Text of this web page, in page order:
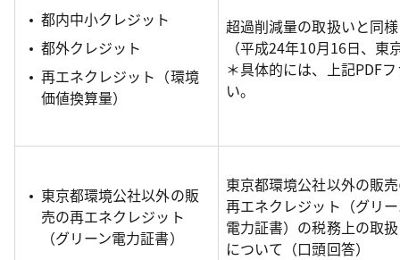
都内中小クレジット
都外クレジット
再エネクレジット（環境
価値換算量）
超過削減量の取扱いと同様
（平成24年10月16日、東
＊具体的には、上記PDF
い。
東京都環境公社以外の販
売の再エネクレジット
（グリーン電力証書）
東京都環境公社以外の販
再エネクレジット（グリ
電力証書）の税務上の取
について（口頭回答）